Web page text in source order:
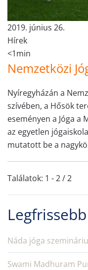
2019. június 26.
Hírek
<1min
Nemzetközi
Nyíregyházán a
szívében, a Hősök
eseményen a Jóga a
az egyetlen
mutatott be a
Találatok: 1 - 2 / 2
Náda jóga
Swami Madhuram